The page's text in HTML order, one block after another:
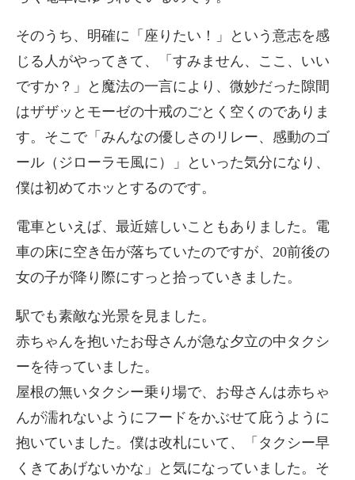
そのうち、明確に「座りたい！」という意志を感
じる人がやってきて、「すみません、ここ、いい
ですか？」と魔法の一言により、微妙だった隙間
はザザッとモーゼの十戒のごとく空くのでありま
す。そこで「みんなの優しさのリレー、感動のゴ
ール（ジローラモ風に）」といった気分になり、
僕は初めてホッとするのです。
電車といえば、最近嬉しいこともありました。電
車の床に空き缶が落ちていたのですが、20前後の
女の子が降り際にすっと拾っていきました。
駅でも素敵な光景を見ました。
赤ちゃんを抱いたお母さんが急な夕立の中タクシ
ーを待っていました。
屋根の無いタクシー乗り場で、お母さんは赤ちゃ
んが濡れないようにフードをかぶせて庇うように
抱いていました。僕は改札にいて、「タクシー早
くきてあげないかな」と気になっていました。そ